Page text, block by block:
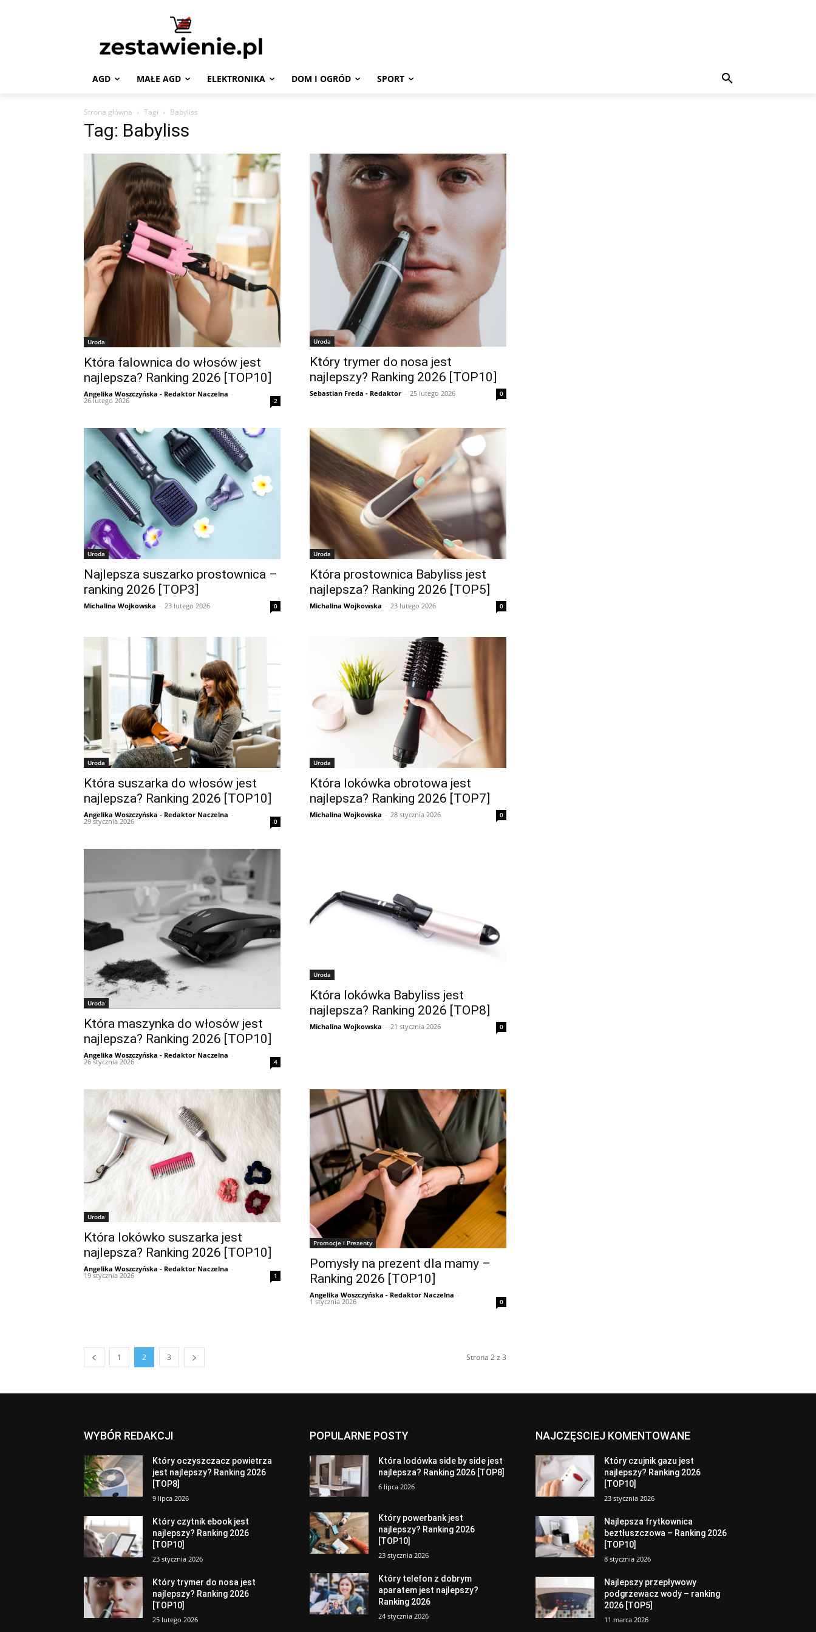
AGD MAŁE AGD ELEKTRONIKA DOM I OGRÓD SPORT
Strona główna Tagi Babyliss
Tag: Babyliss
Uroda
Która falownica do włosów jest
najlepsza? Ranking 2026 [TOP10]
Angelika Woszczyńska - Redaktor Naczelna -
26 lutego 2026 2
Uroda
Który trymer do nosa jest
najlepszy? Ranking 2026 [TOP10]
Sebastian Freda - Redaktor - 25 lutego 2026 0
Uroda
Najlepsza suszarko prostownica –
ranking 2026 [TOP3]
Michalina Wojkowska - 23 lutego 2026 0
Uroda
Która prostownica Babyliss jest
najlepsza? Ranking 2026 [TOP5]
Michalina Wojkowska - 23 lutego 2026 0
Uroda
Która suszarka do włosów jest
najlepsza? Ranking 2026 [TOP10]
Angelika Woszczyńska - Redaktor Naczelna -
29 stycznia 2026 0
Uroda
Która lokówka obrotowa jest
najlepsza? Ranking 2026 [TOP7]
Michalina Wojkowska - 28 stycznia 2026 0
Uroda
Która maszynka do włosów jest
najlepsza? Ranking 2026 [TOP10]
Angelika Woszczyńska - Redaktor Naczelna -
26 stycznia 2026 4
Uroda
Która lokówka Babyliss jest
najlepsza? Ranking 2026 [TOP8]
Michalina Wojkowska - 21 stycznia 2026 0
Uroda
Która lokówko suszarka jest
najlepsza? Ranking 2026 [TOP10]
Angelika Woszczyńska - Redaktor Naczelna -
19 stycznia 2026 1
Promocje i Prezenty
Pomysły na prezent dla mamy –
Ranking 2026 [TOP10]
Angelika Woszczyńska - Redaktor Naczelna -
1 stycznia 2026 0
1 2 3 Strona 2 z 3
WYBÓR REDAKCJI
Który oczyszczacz powietrza
jest najlepszy? Ranking 2026
[TOP8]
9 lipca 2026
Który czytnik ebook jest
najlepszy? Ranking 2026
[TOP10]
23 stycznia 2026
Który trymer do nosa jest
najlepszy? Ranking 2026
[TOP10]
25 lutego 2026
POPULARNE POSTY
Która lodówka side by side jest
najlepsza? Ranking 2026 [TOP8]
6 lipca 2026
Który powerbank jest
najlepszy? Ranking 2026
[TOP10]
23 stycznia 2026
Który telefon z dobrym
aparatem jest najlepszy?
Ranking 2026
24 stycznia 2026
NAJCZĘSCIEJ KOMENTOWANE
Który czujnik gazu jest
najlepszy? Ranking 2026
[TOP10]
23 stycznia 2026
Najlepsza frytkownica
beztłuszczowa – Ranking 2026
[TOP10]
8 stycznia 2026
Najlepszy przepływowy
podgrzewacz wody – ranking
2026 [TOP5]
11 marca 2026